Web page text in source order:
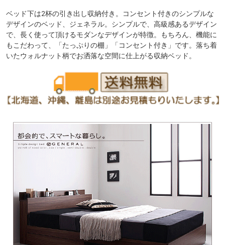
ベッド下は2杯の引き出し収納付き。コンセント付きのシンプルな
デザインのベッド、ジェネラル。シンプルで、高級感あるデザイン
で、長く使って頂けるモダンなデザインが特徴。もちろん、機能に
もこだわって、「たっぷりの棚」「コンセント付き」です。落ち着
いたウォルナット柄でお洒落な空間に仕上がる収納ベッド。